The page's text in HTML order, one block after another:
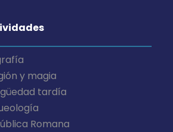
y magia
tardía
Romana